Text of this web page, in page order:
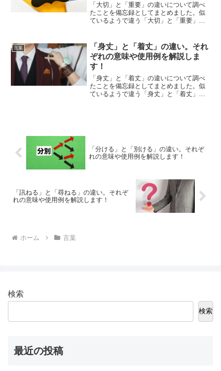
「大切」と「重要」の違いについて調べ
たことを備忘録としてまとめました。似
ているようで違う「大切」と「重要」の
言葉
「身丈」と「着丈」の違い。それ
ぞれの意味や使用例を解説しま
す！
「身丈」と「着丈」の違いについて調べ
たことを備忘録としてまとめました。似
ているようで違う「身丈」と「着丈」の
「分ける」と「別ける」の違い。それぞ
れの意味や使用例を解説します！
「訊ねる」と「尋ねる」の違い。それぞ
れの意味や使用例を解説します！
ホーム 言葉
検索
検索
最近の投稿